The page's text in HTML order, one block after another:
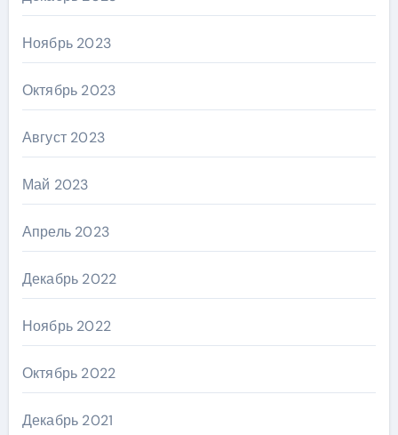
Ноябрь 2023
Октябрь 2023
Август 2023
Май 2023
Апрель 2023
Декабрь 2022
Ноябрь 2022
Октябрь 2022
Декабрь 2021